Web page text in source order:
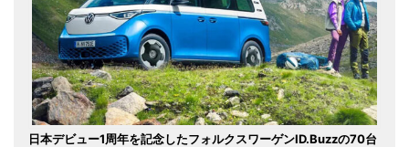
日本デビュー1周年を記念したフォルクスワーゲンID.Buzzの70台